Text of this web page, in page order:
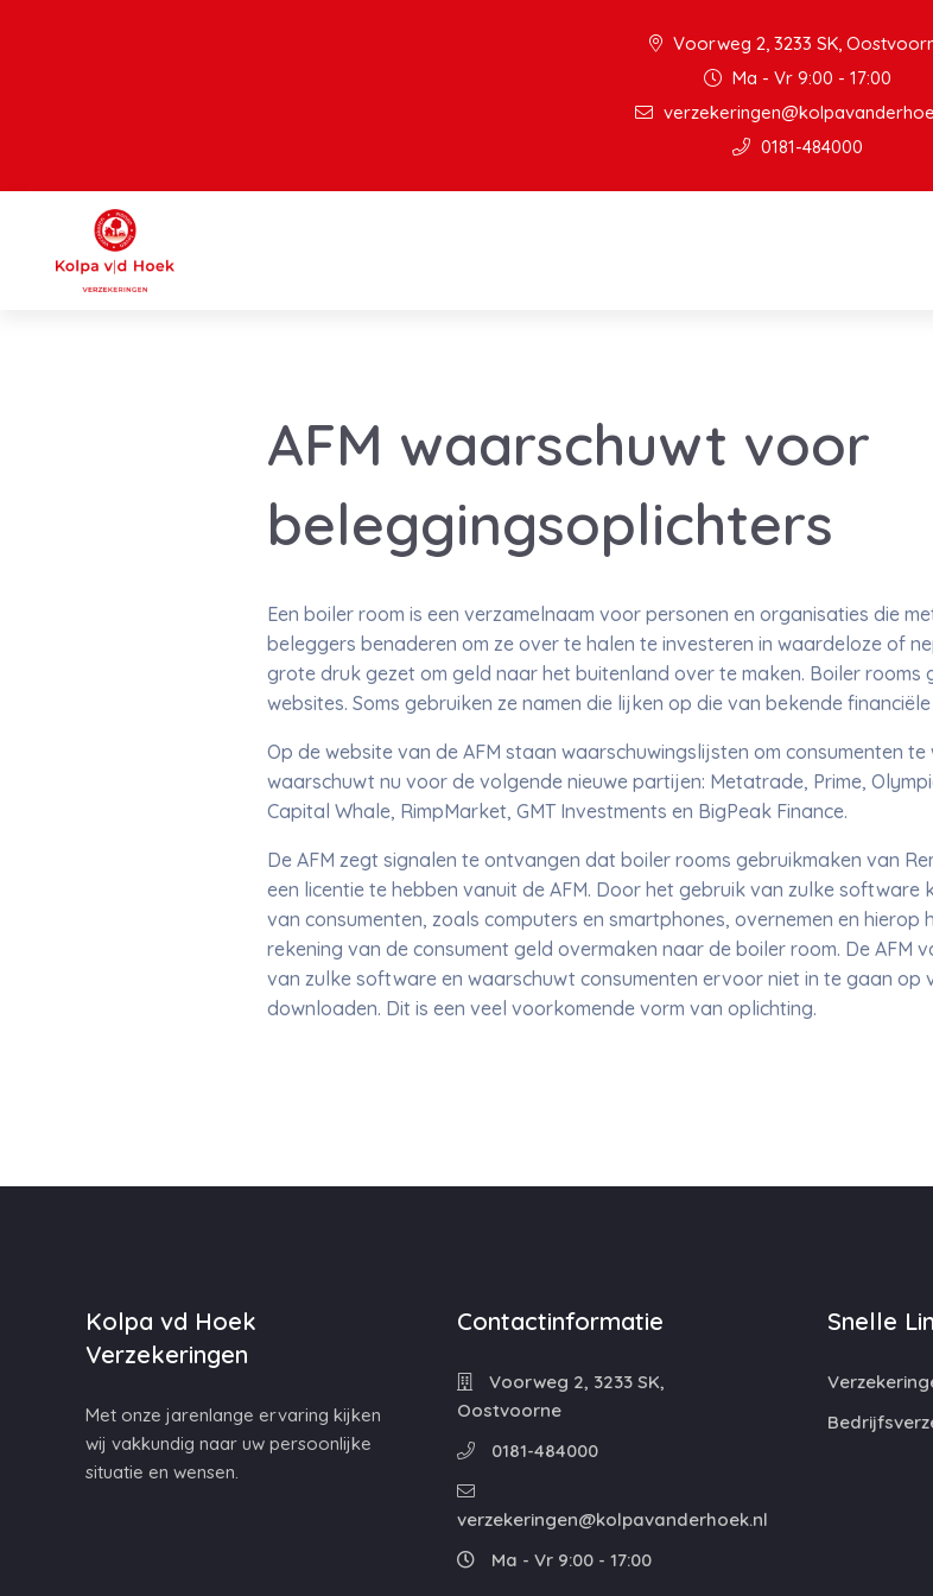
Voorweg 2, 3233 SK,
Ma - Vr 9:00 - 17:00
0181-484000
AFM waarschuwt voor
beleggingsoplichters
Een boiler room is een verzamelnaam voor personen en organisaties die
beleggers benaderen om ze over te halen te investeren in waardeloze of
grote druk gezet om geld naar het buitenland over te maken. Boiler
websites. Soms gebruiken ze namen die lijken op die van bekende
Op de website van de AFM staan waarschuwingslijsten om consumenten
waarschuwt nu voor de volgende nieuwe partijen: Metatrade, Prime,
Capital Whale, RimpMarket, GMT Investments en BigPeak Finance.
De AFM zegt signalen te ontvangen dat boiler rooms gebruikmaken van
een licentie te hebben vanuit de AFM. Door het gebruik van zulke
van consumenten, zoals computers en smartphones, overnemen en
rekening van de consument geld overmaken naar de boiler room. De AFM
van zulke software en waarschuwt consumenten ervoor niet in te gaan
downloaden. Dit is een veel voorkomende vorm van oplichting.
Kolpa vd Hoek
Verzekeringen
Met onze jarenlange ervaring kijken
wij vakkundig naar uw persoonlijke
situatie en wensen.
Contactinformatie
Voorweg 2, 3233 SK,
Oostvoorne
0181-484000
verzekeringen@kolpavanderhoek.nl
Ma - Vr 9:00 - 17:00
Snelle